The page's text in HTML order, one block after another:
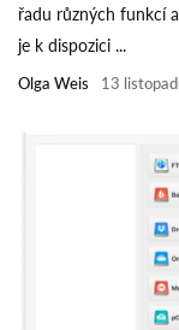
řadu různých funkcí
je k dispozici ...
Olga Weis 13